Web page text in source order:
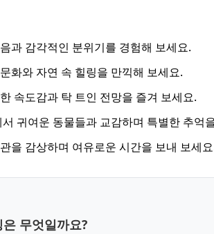
과 감각적인 분위기를 경험해 보세요.
화와 자연 속 힐링을 만끽해 보세요.
속도감과 탁 트인 전망을 즐겨 보세요.
귀여운 동물들과 교감하며 특별한 추억
을 감상하며 여유로운 시간을 보내 보세
무엇일까요?